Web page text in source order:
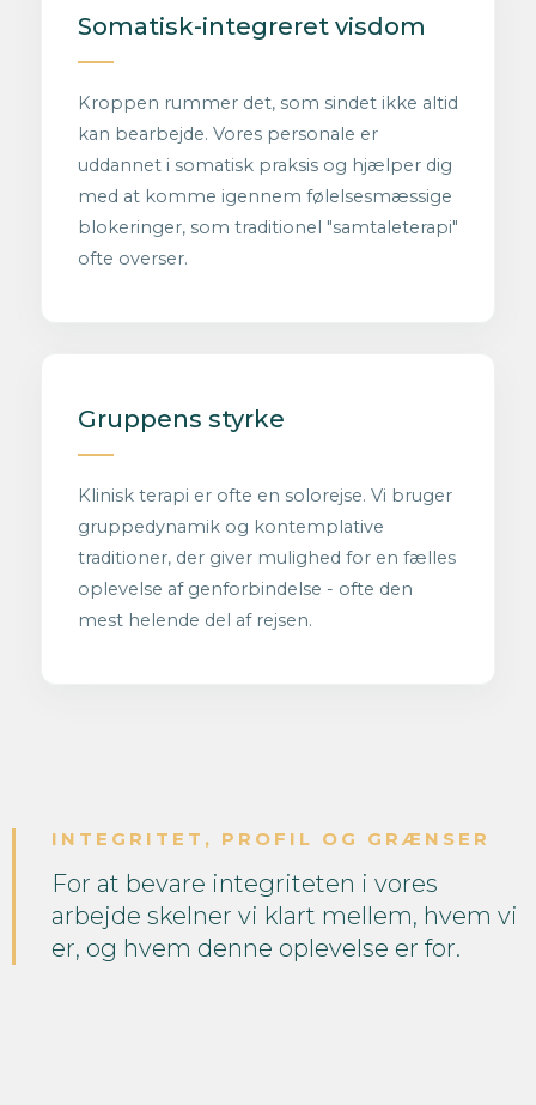
Somatisk-integreret visdom
Kroppen rummer det, som sindet ikke altid
kan bearbejde. Vores personale er
uddannet i somatisk praksis og hjælper dig
med at komme igennem følelsesmæssige
blokeringer, som traditionel "samtaleterapi"
ofte overser.
Gruppens styrke
Klinisk terapi er ofte en solorejse. Vi bruger
gruppedynamik og kontemplative
traditioner, der giver mulighed for en fælles
oplevelse af genforbindelse - ofte den
mest helende del af rejsen.
INTEGRITET, PROFIL OG GRÆNSER
For at bevare integriteten i vores
arbejde skelner vi klart mellem, hvem vi
er, og hvem denne oplevelse er for.